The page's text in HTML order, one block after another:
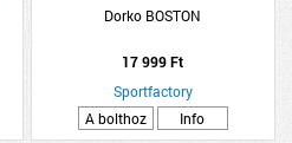
Dorko BOSTON
17 999 Ft
Sportfactory
A bolthoz
Info